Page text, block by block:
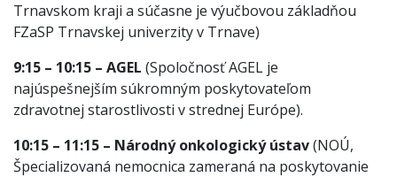
Trnavskom kraji a súčasne je výučbovou základňou
FZaSP Trnavskej univerzity v Trnave)
9:15 – 10:15 – AGEL (Spoločnosť AGEL je
najúspešnejším súkromným poskytovateľom
zdravotnej starostlivosti v strednej Európe).
10:15 – 11:15 – Národný onkologický ústav(NOÚ,
Špecializovaná nemocnica zameraná na poskytovanie